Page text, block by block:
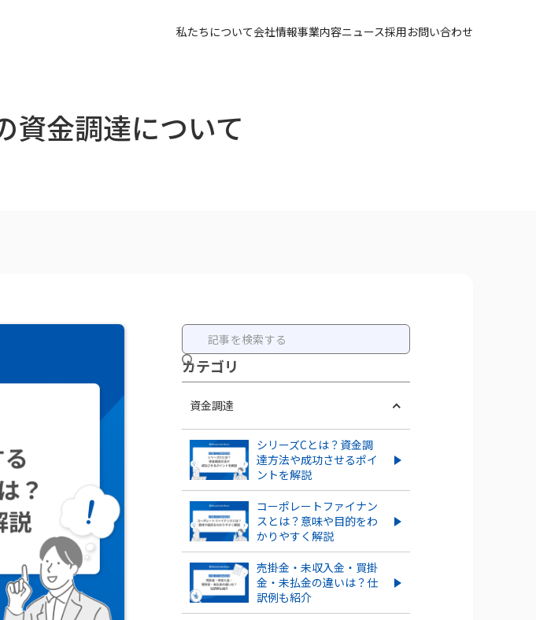
私たちについて会社情報事業内容ニュース採用お問い合わせ
資金調達について
カテ ゴリ
資金調達
シリーズCとは？資金調
達方法や成功させるポイ
ントを解説
コーポレートファイナン
スとは？意味や目的をわ
かりやすく解説
売掛金・未収入金・買掛
金・未払金の違いは？仕
訳例も紹介